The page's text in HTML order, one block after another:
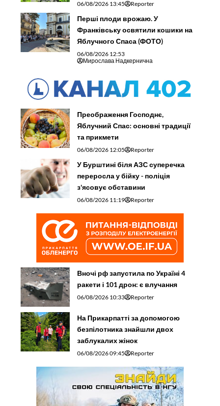
06/08/2026 13:45 Reporter
Перші плоди врожаю. У
Франківську освятили кошики на
Яблучного Спаса (ФОТО)
06/08/2026 12:53
Мирослава Надкернична
Преображення Господнє,
Яблучний Спас: основні традиції
та прикмети
06/08/2026 12:05 Reporter
У Бурштині біля АЗС суперечка
переросла у бійку - поліція
з'ясовує обставини
06/08/2026 11:19 Reporter
Вночі рф запустила по Україні 4
ракети і 101 дрон: є влучання
06/08/2026 10:33 Reporter
На Прикарпатті за допомогою
безпілотника знайшли двох
заблукалих жінок
06/08/2026 09:45 Reporter